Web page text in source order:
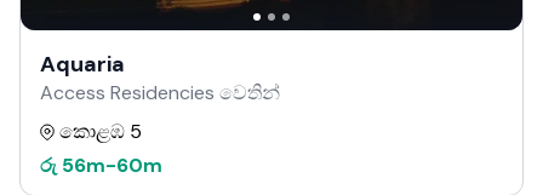
Aquaria
Access Residencies වෙතින්
කොළඹ 5
රු 56m-60m